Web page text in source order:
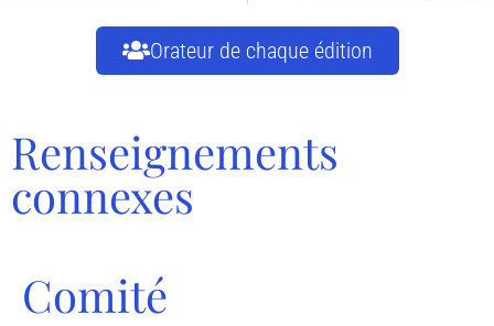
Orateur de chaque édition
Renseignements
connexes
Comité